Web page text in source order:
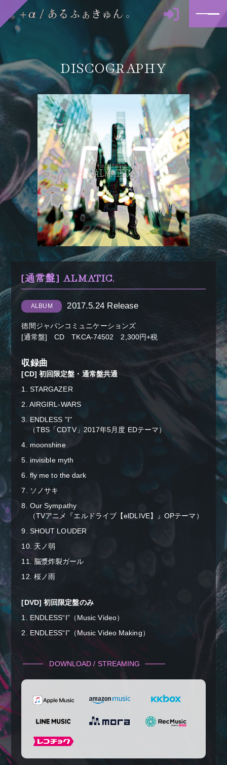
＋α／Cluster.
DISCOGRAPHY
[通常盤] ALMATIC.
ALBUM 2017.5.24 Release
徳間ジャパンコミュニケーションズ
[通常盤] CD TKCA-74502 2,300円+税
収録曲
[CD] 初回限定盤・通常盤共通
1. STARGAZER
2. AIRGIRL-WARS
3. ENDLESS "I"
（TBS「CDTV」2017年5月度 EDテーマ）
4. moonshine
5. invisible myth
6. fly me to the dark
7. ソノサキ
8. Our Sympathy
（TVアニメ『エルドライブ【elDLIVE】』OPテーマ）
9. SHOUT LOUDER
10. 天ノ弱
11. 脳漿炸裂ガール
12. 桜ノ雨
[DVD] 初回限定盤のみ
1. ENDLESS“I”（Music Video）
2. ENDLESS“I”（Music Video Making）
DOWNLOAD / STREAMING